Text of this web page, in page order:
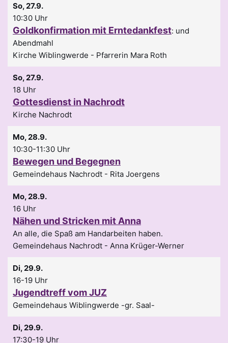
So, 27.9.
10:30 Uhr
Goldkonfirmation mit Erntedankfest: und
Abendmahl
Kirche Wiblingwerde
Pfarrerin Mara Roth
So, 27.9.
18 Uhr
Gottesdienst in Nachrodt
Kirche Nachrodt
Mo, 28.9.
10:30-11:30 Uhr
Bewegen und Begegnen
Gemeindehaus Nachrodt Rita Joergens
Mo, 28.9.
16 Uhr
Nähen und Stricken mit Anna
An alle, die Spaß am Handarbeiten haben.
Gemeindehaus Nachrodt
Anna Krüger-Werner
Di, 29.9.
16-19 Uhr
Jugendtreff vom JUZ
Gemeindehaus Wiblingwerde -gr. Saal-
Di, 29.9.
17:30-19 Uhr